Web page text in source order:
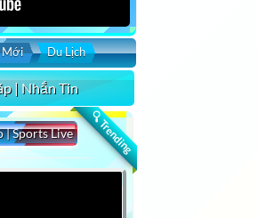
Mới Du Lịch
| Nhắn Tin
🔍 Trending
| Sports Live